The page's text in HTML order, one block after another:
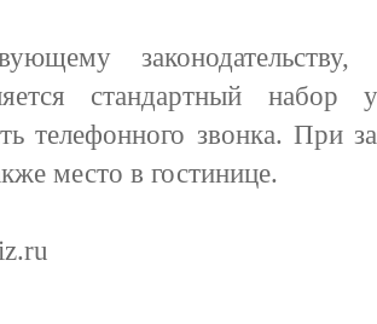
стандартный набор
телефонного звонка. При
место в гостинице.